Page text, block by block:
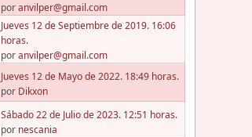
poranvilper@gmail.com
Jueves 12 de Septiembre de 2019. 16:06
horas.
poranvilper@gmail.com
Jueves 12 de Mayo de 2022. 18:49 horas.
por Dikxon
Sábado 22 de Julio de 2023. 12:51 horas.
por nescania